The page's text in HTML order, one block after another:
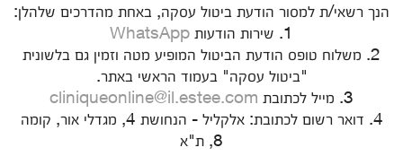
הנך רשאי/ת למסור הודעת ביטול עסקה, באחת מהדרכים שלהלן:
1. שירות הודעות
WhatsApp
2. משלוח טופס הודעת הביטול המופיע מטה וזמין גם בלשונית
"ביטול עסקה" בעמוד הראשי באתר.
3. מייל לכתובת
cliniqueonline@il.estee.com
4. דואר רשום לכתובת: אלקליל - הנחושת 4, מגדלי אור, קומה
8, ת"א